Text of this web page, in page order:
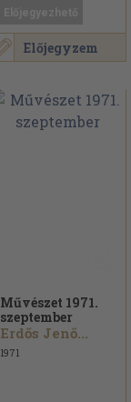
Előjegyzem
Művészet 1971.
szeptember
Erdős Jenő...
1971